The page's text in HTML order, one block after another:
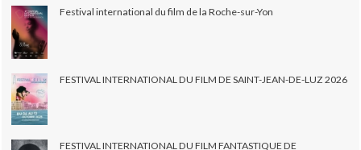
Festival international du film de la Roche-sur-Yon
FESTIVAL INTERNATIONAL DU FILM DE SAINT-JEAN-DE-LUZ 2026
FESTIVAL INTERNATIONAL DU FILM FANTASTIQUE DE